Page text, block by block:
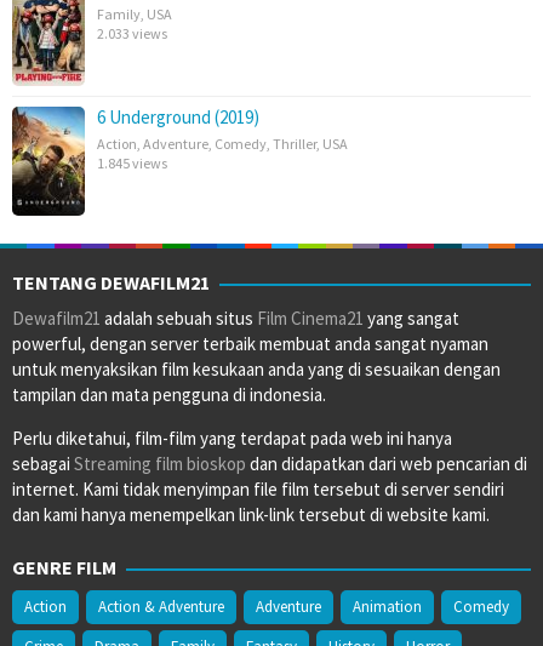
Family USA
2.033 views
6 Underground (2019)
Action Adventure Comedy Thriller, USA
1.845 views
TENTANG DEWAFILM21
Dewafilm21 adalah sebuah situs Film Cinema21 yang sangat
powerful, dengan server terbaik membuat anda sangat nyaman
untuk menyaksikan film kesukaan anda yang di sesuaikan dengan
tampilan dan mata pengguna di indonesia.
Perlu diketahui, film-film yang terdapat pada web ini hanya
sebagai Streaming film bioskop dan didapatkan dari web pencarian di
internet. Kami tidak menyimpan file film tersebut di server sendiri
dan kami hanya menempelkan link-link tersebut di website kami.
GENRE FILM
Action Action & Adventure Adventure Animation
Comedy